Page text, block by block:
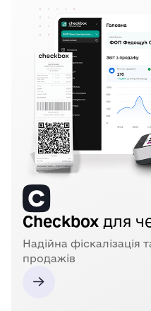
Checkbox для
Надійна фіскалізація
продажів